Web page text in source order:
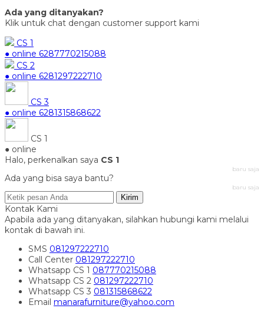
Ada yang ditanyakan?
Klik untuk chat dengan customer support kami
CS 1
● online 6287770215088
CS 2
● online 6281297222710
CS 3
● online 6281315868622
CS 1
● online
Halo, perkenalkan saya CS 1
baru saja
Ada yang bisa saya bantu?
baru saja
Kirim
Kontak Kami
Apabila ada yang ditanyakan, silahkan hubungi kami melalui
kontak di bawah ini.
SMS 081297222710
Call Center 081297222710
Whatsapp CS 1 087770215088
Whatsapp CS 2 081297222710
Whatsapp CS 3 081315868622
Email manarafurniture@yahoo.com